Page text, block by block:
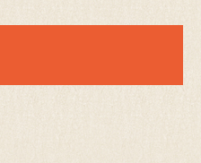
Reserveren